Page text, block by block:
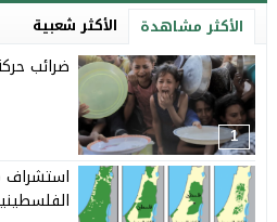
الأكثر مشاهدة الأكثر شعبية
1
ضرائب
استشراف